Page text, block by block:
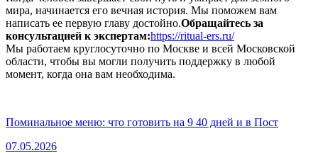
мира, начинается его вечная история. Мы поможем вам
написать ее первую главу достойно.Обращайтесь за
консультацией к экспертам:https://ritual-ers.ru/
Мы работаем круглосуточно по Москве и всей Московской
области, чтобы вы могли получить поддержку в любой
момент, когда она вам необходима.
Поминальное меню: что готовить на 9 40 дней и в Пост
07.05.2026